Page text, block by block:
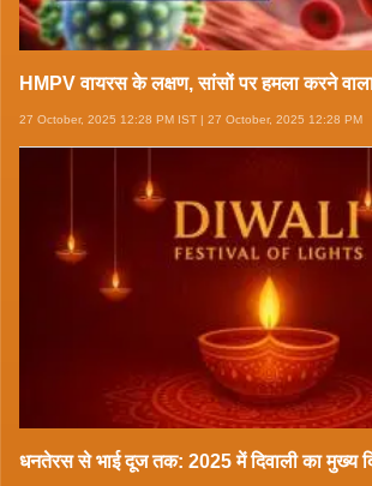
HMPV वायरस के लक्षण, सांसों पर हमला करने
27 October, 2025 12:28 PM IST | 27 October, 2025 12:28 PM
धनतेरस से भाई दूज तक: 2025 में दिवाली का मुख्य